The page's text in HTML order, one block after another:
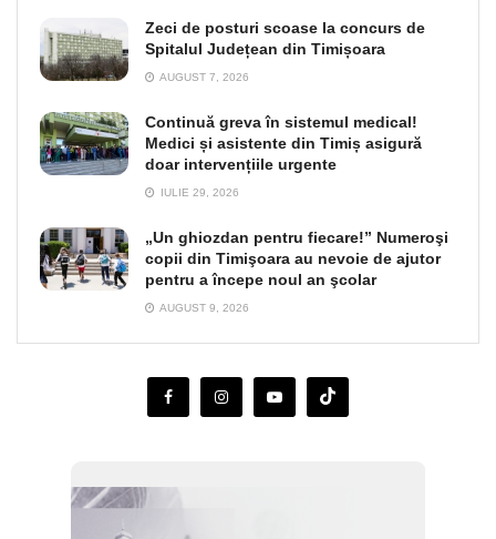
Zeci de posturi scoase la concurs de
Spitalul Județean din Timișoara
AUGUST 7, 2026
Continuă greva în sistemul medical!
Medici și asistente din Timiș asigură
doar intervențiile urgente
IULIE 29, 2026
„Un ghiozdan pentru fiecare!” Numeroşi
copii din Timişoara au nevoie de ajutor
pentru a începe noul an şcolar
AUGUST 9, 2026